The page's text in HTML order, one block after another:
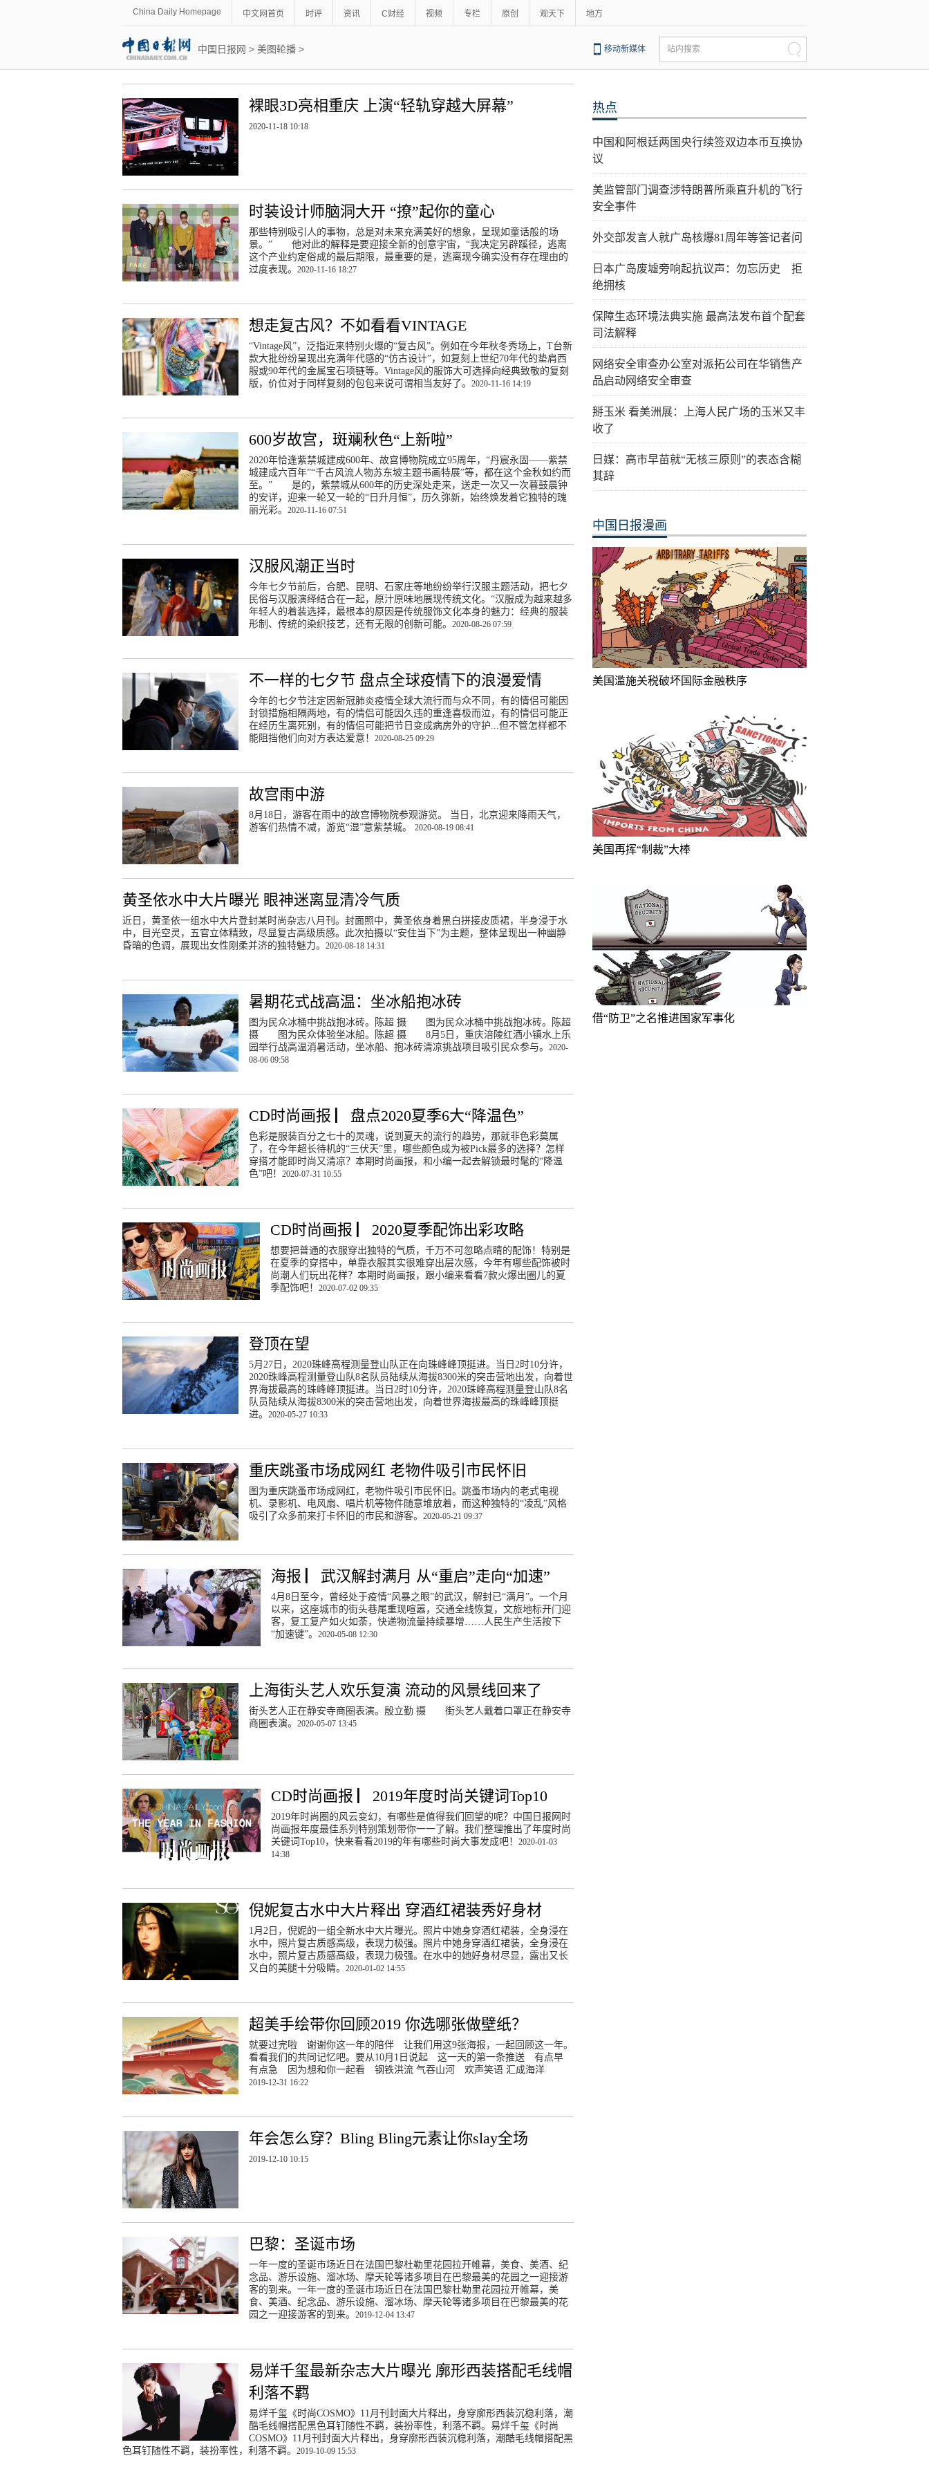
China Daily Homepage 中文网首页 时评 资讯 C财经 视频 专栏 原创 观天下 地方
中国日报网 > 美图轮播> 移动新媒体 站内搜索
裸眼3D亮相重庆 上演“轻轨穿越大屏幕”
2020-11-18 10:18
时装设计师脑洞大开 “撩”起你的童心
那些特别吸引人的事物，总是对未来充满美好的想象，呈现如童话般的场
景。” 他对此的解释是要迎接全新的创意宇宙，“我决定另辟蹊径，逃离
这个产业约定俗成的最后期限，最重要的是，逃离现今确实没有存在理由的
过度表现。2020-11-16 18:27
想走复古风？不如看看VINTAGE
“Vintage风”，泛指近来特别火爆的“复古风”。例如在今年秋冬秀场上，T台新
款大批纷纷呈现出充满年代感的“仿古设计”，如复刻上世纪70年代的垫肩西
服或90年代的金属宝石项链等。Vintage风的服饰大可选择向经典致敬的复刻
版，价位对于同样复刻的包包来说可谓相当友好了。2020-11-16 14:19
600岁故宫，斑斓秋色“上新啦”
2020年恰逢紫禁城建成600年、故宫博物院成立95周年，“丹宸永固——紫禁
城建成六百年”“千古风流人物苏东坡主题书画特展”等，都在这个金秋如约而
至。” 是的，紫禁城从600年的历史深处走来，送走一次又一次暮鼓晨钟
的安详，迎来一轮又一轮的“日升月恒”，历久弥新，始终焕发着它独特的瑰
丽光彩。 2020-11-16 07:51
汉服风潮正当时
今年七夕节前后，合肥、昆明、石家庄等地纷纷举行汉服主题活动，把七夕
民俗与汉服演绎结合在一起，原汁原味地展现传统文化。“汉服成为越来越多
年轻人的着装选择，最根本的原因是传统服饰文化本身的魅力：经典的服装
形制、传统的染织技艺，还有无限的创新可能。 2020-08-26 07:59
不一样的七夕节 盘点全球疫情下的浪漫爱情
今年的七夕节注定因新冠肺炎疫情全球大流行而与众不同，有的情侣可能因
封锁措施相隔两地，有的情侣可能因久违的重逢喜极而泣，有的情侣可能正
在经历生离死别，有的情侣可能把节日变成病房外的守护...但不管怎样都不
能阻挡他们向对方表达爱意！2020-08-25 09:29
故宫雨中游
8月18日，游客在雨中的故宫博物院参观游览。 当日，北京迎来降雨天气，
游客们热情不减，游览“湿”意紫禁城。2020-08-19 08:41
黄圣依水中大片曝光 眼神迷离显清冷气质
近日，黄圣依一组水中大片登封某时尚杂志八月刊。封面照中，黄圣依身着黑白拼接皮质裙，半身浸于水
中，目光空灵，五官立体精致，尽显复古高级质感。此次拍摄以“安住当下”为主题，整体呈现出一种幽静
昏暗的色调，展现出女性刚柔并济的独特魅力。 2020-08-18 14:31
暑期花式战高温：坐冰船抱冰砖
图为民众冰桶中挑战抱冰砖。陈超 摄 图为民众冰桶中挑战抱冰砖。陈超
摄 图为民众体验坐冰船。陈超 摄 8月5日，重庆涪陵红酒小镇水上乐
园举行战高温消暑活动，坐冰船、抱冰砖清凉挑战项目吸引民众参与。2020-
08-06 09:58
CD时尚画报 ▏盘点2020夏季6大“降温色”
色彩是服装百分之七十的灵魂​，说到夏天的流行的趋势，那就非色彩莫属
了，在今年超长待机的“三伏天”里，哪些颜色成为被Pick最多的选择？怎样
穿搭才能即时尚又清凉？本期时尚画报，和小编一起去解锁最时髦的“降温
色”吧！2020-07-31 10:55
CD时尚画报 ▏2020夏季配饰出彩攻略
想要把普通的衣服穿出独特的气质，千万不可忽略点睛的配饰！特别是
在夏季的穿搭中，单靠衣服其实很难穿出层次感，今年有哪些配饰被时
尚潮人们玩出花样？本期时尚画报，跟小编来看看7款火爆出圈儿的夏
季配饰吧！2020-07-02 09:35
登顶在望
5月27日，2020珠峰高程测量登山队正在向珠峰峰顶挺进。当日2时10分许，
2020珠峰高程测量登山队8名队员陆续从海拔8300米的突击营地出发，向着世
界海拔最高的珠峰峰顶挺进。当日2时10分许，2020珠峰高程测量登山队8名
队员陆续从海拔8300米的突击营地出发，向着世界海拔最高的珠峰峰顶挺
进。2020-05-27 10:33
重庆跳蚤市场成网红 老物件吸引市民怀旧
图为重庆跳蚤市场成网红，老物件吸引市民怀旧。跳蚤市场内的老式电视
机、录影机、电风扇、唱片机等物件随意堆放着，而这种独特的“凌乱”风格
吸引了众多前来打卡怀旧的市民和游客。2020-05-21 09:37
海报 ▏武汉解封满月 从“重启”走向“加速”
4月8日至今，曾经处于疫情“风暴之眼”的武汉，解封已“满月”。一个月
以来，这座城市的街头巷尾重现喧嚣，交通全线恢复，文旅地标开门迎
客，复工复产如火如荼，快递物流量持续暴增……人民生产生活按下
“加速键”。 2020-05-08 12:30
上海街头艺人欢乐复演 流动的风景线回来了
街头艺人正在静安寺商圈表演。殷立勤 摄 街头艺人戴着口罩正在静安寺
商圈表演。2020-05-07 13:45
CD时尚画报 ▏2019年度时尚关键词Top10
2019年时尚圈的风云变幻，有哪些是值得我们回望的呢？中国日报网时
尚画报年度最佳系列特别策划带你一一了解。我们整理推出了年度时尚
关键词Top10，快来看看2019的年有哪些时尚大事发成吧！ 2020-01-03
14:38
倪妮复古水中大片释出 穿酒红裙装秀好身材
1月2日，倪妮的一组全新水中大片曝光。照片中她身穿酒红裙装，全身浸在
水中，照片复古质感高级，表现力极强。照片中她身穿酒红裙装，全身浸在
水中，照片复古质感高级，表现力极强。在水中的她好身材尽显，露出又长
又白的美腿十分吸睛。2020-01-02 14:55
超美手绘带你回顾2019 你选哪张做壁纸？
就要过完啦 谢谢你这一年的陪伴 让我们用这9张海报，一起回顾这一年。
看看我们的共同记忆吧。要从10月1日说起 这一天的第一条推送 有点早
有点急 因为想和你一起看 钢铁洪流 气吞山河 欢声笑语 汇成海洋
2019-12-31 16:22
年会怎么穿？Bling Bling元素让你slay全场
2019-12-10 10:15
巴黎：圣诞市场
一年一度的圣诞市场近日在法国巴黎杜勒里花园拉开帷幕，美食、美酒、纪
念品、游乐设施、溜冰场、摩天轮等诸多项目在巴黎最美的花园之一迎接游
客的到来。一年一度的圣诞市场近日在法国巴黎杜勒里花园拉开帷幕，美
食、美酒、纪念品、游乐设施、溜冰场、摩天轮等诸多项目在巴黎最美的花
园之一迎接游客的到来。 2019-12-04 13:47
易烊千玺最新杂志大片曝光 廓形西装搭配毛线帽
利落不羁
易烊千玺《时尚COSMO》11月刊封面大片释出，身穿廓形西装沉稳利落，潮
酷毛线帽搭配黑色耳钉随性不羁，装扮率性，利落不羁。易烊千玺《时尚
COSMO》11月刊封面大片释出，身穿廓形西装沉稳利落，潮酷毛线帽搭配黑
色耳钉随性不羁，装扮率性，利落不羁。 2019-10-09 15:53
热点
中国和阿根廷两国央行续签双边本币互换协
议
美监管部门调查涉特朗普所乘直升机的飞行
安全事件
外交部发言人就广岛核爆81周年等答记者问
日本广岛废墟旁响起抗议声：勿忘历史 拒
绝拥核
保障生态环境法典实施 最高法发布首个配套
司法解释
网络安全审查办公室对派拓公司在华销售产
品启动网络安全审查
掰玉米 看美洲展：上海人民广场的玉米又丰
收了
日媒：高市早苗就“无核三原则”的表态含糊
其辞
中国日报漫画
美国滥施关税破坏国际金融秩序
美国再挥“制裁”大棒
借“防卫”之名推进国家军事化